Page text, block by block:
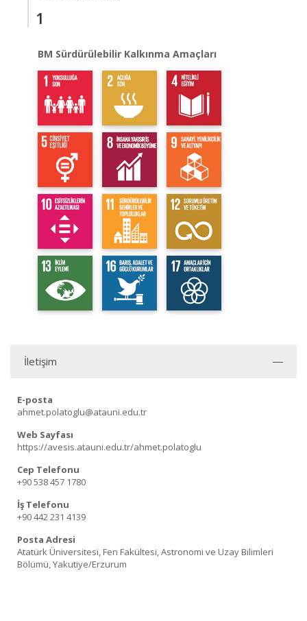
1
BM Sürdürülebilir Kalkınma Amaçları
İletişim
E-posta
ahmet.polatoglu@atauni.edu.tr
Web Sayfası
https://avesis.atauni.edu.tr/ahmet.polatoglu
Cep Telefonu
+90 538 457 1780
İş Telefonu
+90 442 231 4139
Posta Adresi
Atatürk Üniversitesi, Fen Fakültesi, Astronomi ve Uzay Bilimleri
Bölümü, Yakutiye/Erzurum